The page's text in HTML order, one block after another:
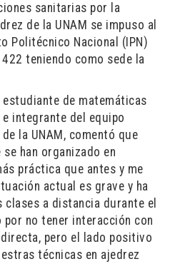
sanitarias por la
de la UNAM se impuso al
Politécnico Nacional (IPN)
teniendo como sede la
de matemáticas
integrante del equipo
la UNAM, comentó que
han organizado en
práctica que antes y me
actual es grave y ha
a distancia durante el
no tener interacción con
pero el lado positivo
técnicas en ajedrez